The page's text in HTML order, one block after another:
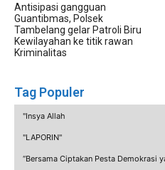
Antisipasi gangguan
Guantibmas, Polsek
Tambelang gelar Patroli Biru
Kewilayahan ke titik rawan
Kriminalitas
Tag Populer
"Insya Allah
"LAPORIN"
“Bersama Ciptakan Pesta Demokrasi